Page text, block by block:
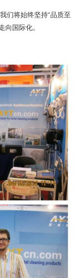
们将始终坚持“品质至
向国际化。